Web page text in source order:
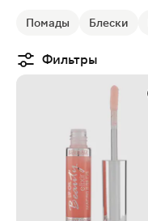
Помады Блески
Фильтры